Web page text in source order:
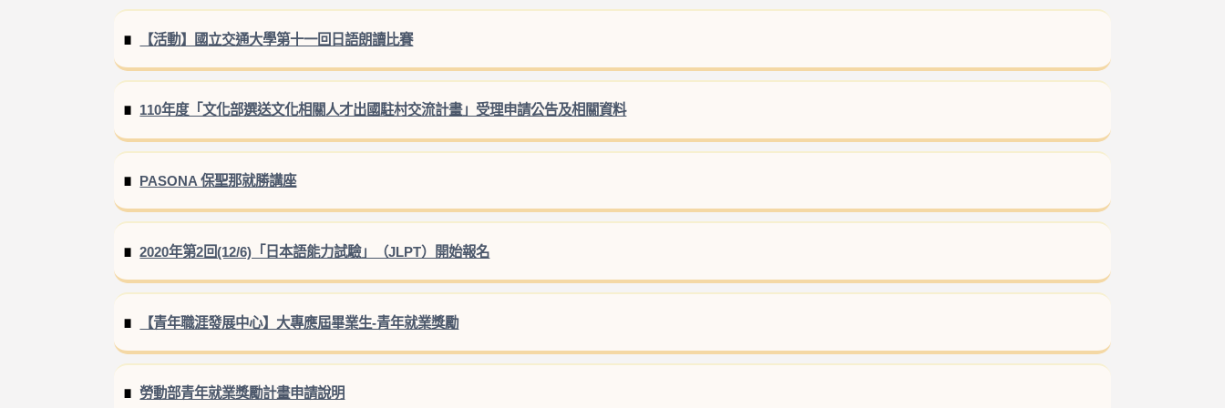
【活動】國立交通大學第十一回日語朗讀比賽
110年度「文化部選送文化相關人才出國駐村交流計畫」受理申請公告及相關資料
PASONA 保聖那就勝講座
2020年第2回(12/6)「日本語能力試驗」（JLPT）開始報名
【青年職涯發展中心】大專應屆畢業生-青年就業獎勵
勞動部青年就業獎勵計畫申請說明